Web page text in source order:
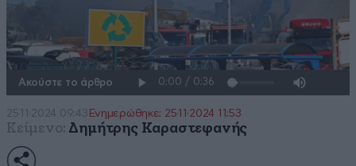
Ακούστε το άρθρο
25·11·2024 09:43 Ενημερώθηκε: 25·11·2024 11:53
Κείμενο: Δημήτρης Καραστεφανής